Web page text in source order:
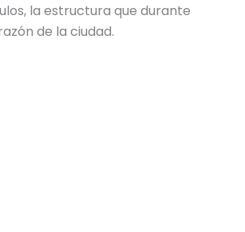
la estructura que durante
de la ciudad.